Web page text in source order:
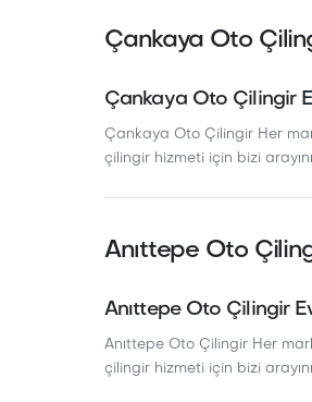
Çankaya Oto
Çankaya Oto Çilingir
Çankaya Oto Çilingir Her
çilingir hizmeti için bizi
Anıttepe Oto
Anıttepe Oto Çilingir
Anıttepe Oto Çilingir Her
çilingir hizmeti için bizi